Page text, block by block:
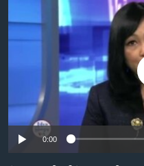
ညွန်း
စာမျက်နှာ
အစ္စရေး-ပါလက်စတိုင်း
အင်္ဂလိပ်စာလေ့လာမယ်
အမေရိကန်သုံးအီဒီယံ
မကြေးမုံရဲ့ အင်္ဂလိပ်စာ
ရုပ်ရှင်ထဲက အင်္ဂလိပ်စာ
သုတပဒေသာ အင်္ဂလိပ်စာ
အပတ်စဉ်ကဏ္ဍများ
ရေဒီယိုနှင့်ရုပ်သံ အချက်အလ
ရေဒီယို/တီဗွီအစီအစဉ်
Learning English
No media
0:00